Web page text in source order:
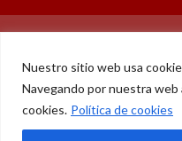
Nuestro sitio web usa
Navegando por nuestra web
cookies. Política de cookies
WhatsApp
© Derechos reservados